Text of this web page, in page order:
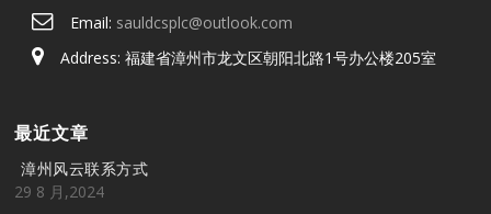
Email: sauldcsplc@outlook.com
Address: 福建省漳州市龙文区朝阳北路1号办公楼205室
最近文章
漳州风云联系方式
29 8 月,2024